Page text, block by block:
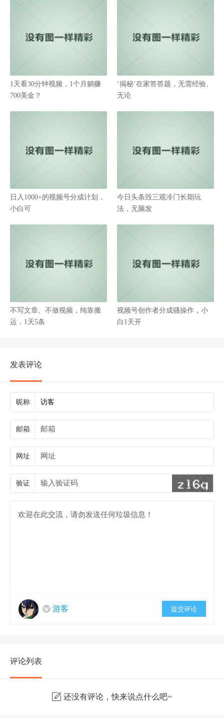
1天看30分钟视频，1个月躺赚
700美金？
‘揭秘’在家答答题，无需经验、
无论
日入1000+的视频号分成计划，
小白可
今日头条毁三观冷门长期玩
法，无脑发
不写文章、不做视频，纯靠搬
运，1天5条
视频号创作者分成骚操作，小
白1天开
发表评论
昵称
邮箱
网址
验证
游客 提交评论
评论列表
还没有评论，快来说点什么吧~